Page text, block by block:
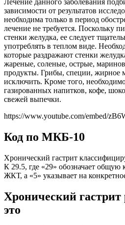
зависимости от результатов
необходима только в период
лечение не требуется. Поскольку
стенки желудка, ее следует
употреблять в теплом виде.
которые раздражают стенки
жареные, соленые, острые,
продукты. Грибы, специи, жирное
исключить. Кроме того, необходимо
газированных напитков, кофе,
свежей выпечки.
https://www.youtube.com/embed/
Код по МКБ-10
Хронический гастрит
К 29.5, где «29» обозначает общую
ЖКТ, а «5» указывает на
Хронический
это